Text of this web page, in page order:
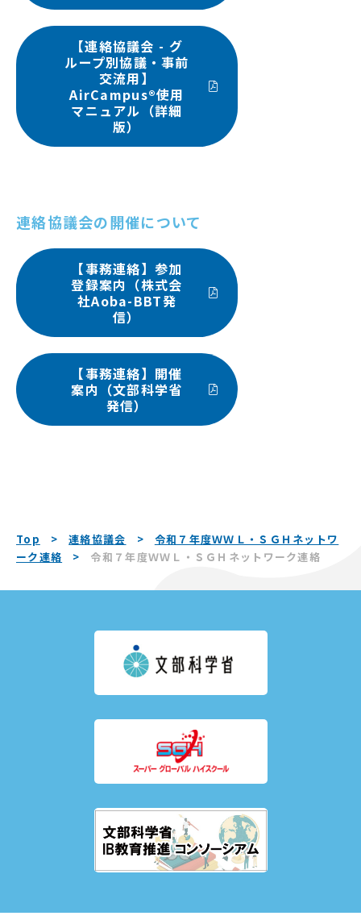
Top 連絡協議会
令和７年度ＷＷＬ・ＳＧＨネットワ
ーク連絡
令和７年度ＷＷＬ・ＳＧＨネットワーク連絡
【連絡協議会 - グ
ループ別協議・事前
交流用】
AirCampus®使用
マニュアル（詳細
版）
連絡協議会の開催について
【事務連絡】参加
登録案内（株式会
社Aoba-BBT発
信）
【事務連絡】開催
案内（文部科学省
発信）